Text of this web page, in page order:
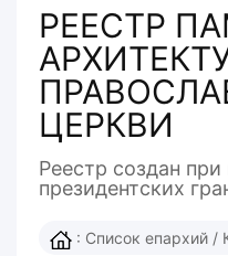
РЕЕСТР
ЦЕРКВИ
Реестр создан
президентcких
: Список епархий /